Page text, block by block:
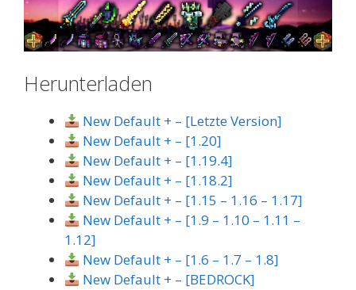
Herunterladen
New Default + – [Letzte Version]
New Default + – [1.20]
New Default + – [1.19.4]
New Default + – [1.18.2]
New Default + – [1.15 – 1.16 – 1.17]
New Default + – [1.9 – 1.10 – 1.11 –
1.12]
New Default + – [1.6 – 1.7 – 1.8]
New Default + – [BEDROCK]